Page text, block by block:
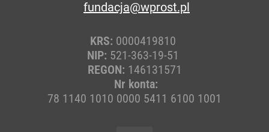
fundacja@wprost.pl
KRS: 0000419810
NIP: 521-363-19-51
REGON: 146131571
Nr konta:
78 1140 1010 0000 5411 6100 1001